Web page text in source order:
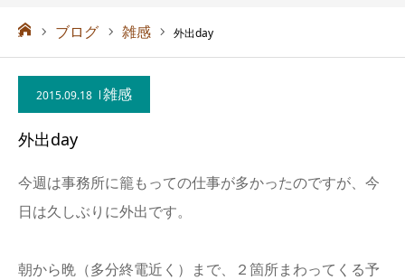
ム ブログ 雑感 外出day
2015.09.18 雑感
外出day
今週は事務所に籠もっての仕事が多かったのですが、今
日は久しぶりに外出です。
朝から晩（多分終電近く）まで、２箇所まわってくる予
採用情報